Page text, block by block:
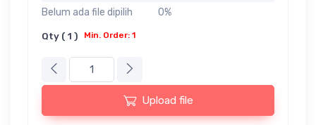
0%
Belum ada file dipilih
Qty ( 1 ) Min. Order: 1
Upload file